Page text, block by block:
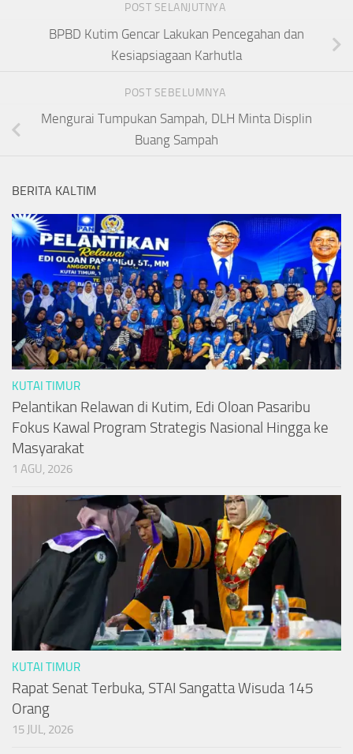
POST SELANJUTNYA
BPBD Kutim Gencar Lakukan Pencegahan dan
Kesiapsiagaan Karhutla
POST SEBELUMNYA
Mengurai Tumpukan Sampah, DLH Minta Displin
Buang Sampah
BERITA KALTIM
KUTAI TIMUR
Pelantikan Relawan di Kutim, Edi Oloan Pasaribu
Fokus Kawal Program Strategis Nasional Hingga ke
Masyarakat
1 AGU, 2026
KUTAI TIMUR
Rapat Senat Terbuka, STAI Sangatta Wisuda 145
Orang
15 JUL, 2026